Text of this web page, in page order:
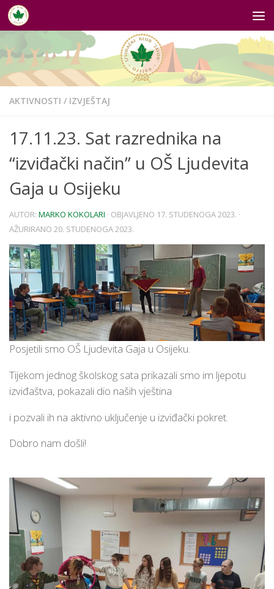
Skip to content
AKTIVNOSTI / IZVJEŠTAJ
17.11.23. Sat razrednika na
“izviđački način” u OŠ Ljudevita
Gaja u Osijeku
AUTOR: MARKO KOKOLARI · OBJAVLJENO 17. STUDENOGA 2023. ·
AŽURIRANO 20. STUDENOGA 2023.
Posjetili smo OŠ Ljudevita Gaja u Osijeku.
Tijekom jednog školskog sata prikazali smo im ljepotu
izviđaštva, pokazali dio naših vještina
i pozvali ih na aktivno uključenje u izviđački pokret.
Dobro nam došli!